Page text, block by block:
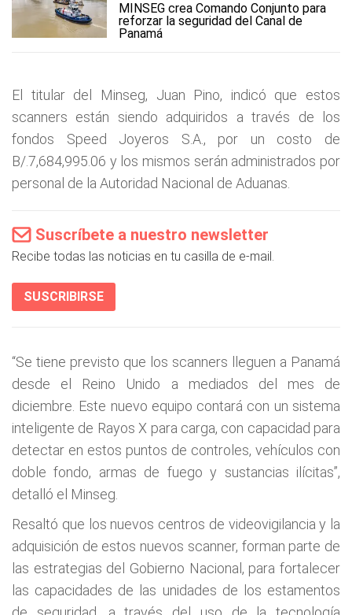
MINSEG crea Comando Conjunto para
reforzar la seguridad del Canal de
Panamá
El titular del Minseg, Juan Pino, indicó que estos
scanners están siendo adquiridos a través de los
fondos Speed Joyeros S.A., por un costo de
B/.7,684,995.06 y los mismos serán administrados por
personal de la Autoridad Nacional de Aduanas.
Suscríbete a nuestro newsletter
Recibe todas las noticias en tu casilla de e-mail.
SUSCRIBIRSE
“Se tiene previsto que los scanners lleguen a Panamá
desde el Reino Unido a mediados del mes de
diciembre. Este nuevo equipo contará con un sistema
inteligente de Rayos X para carga, con capacidad para
detectar en estos puntos de controles, vehículos con
doble fondo, armas de fuego y sustancias ilícitas”,
detalló el Minseg.
Resaltó que los nuevos centros de videovigilancia y la
adquisición de estos nuevos scanner, forman parte de
las estrategias del Gobierno Nacional, para fortalecer
las capacidades de las unidades de los estamentos